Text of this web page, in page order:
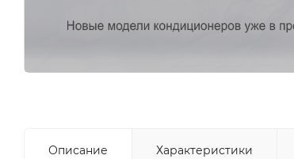
Описание Характеристики